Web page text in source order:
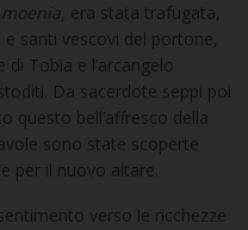
moenia, era stata trafugata,
santi vescovi del portone,
di Tobia e l’arcangelo
Da sacerdote seppi poi
questo bell’affresco della
sono state scoperte
per il nuovo altare.
verso le ricchezze